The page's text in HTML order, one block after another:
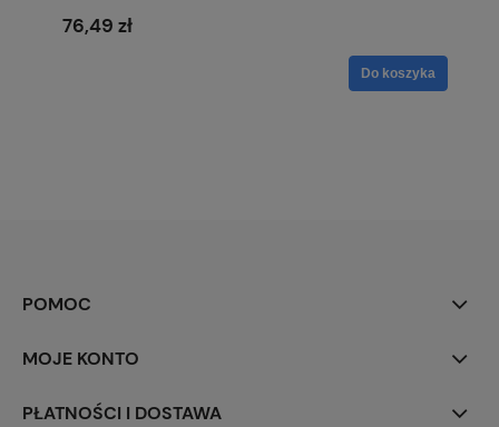
76,49 zł
Do koszyka
POMOC
MOJE KONTO
PŁATNOŚCI I DOSTAWA